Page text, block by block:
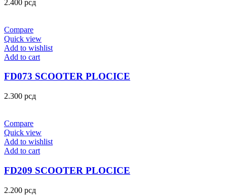
2.400 рсд
Compare
Quick view
Add to wishlist
Add to cart
FD073 SCOOTER PLOCICE
2.300 рсд
Compare
Quick view
Add to wishlist
Add to cart
FD209 SCOOTER PLOCICE
2.200 рсд